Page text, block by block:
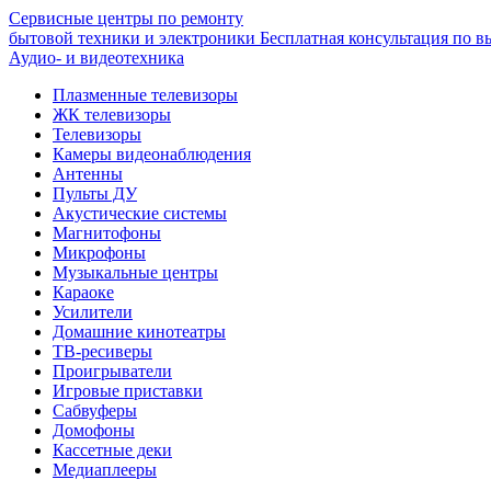
Сервисные центры по ремонту
бытовой техники и электроники Бесплатная консультация по
Аудио- и видеотехника
Плазменные телевизоры
ЖК телевизоры
Телевизоры
Камеры видеонаблюдения
Антенны
Пульты ДУ
Акустические системы
Магнитофоны
Микрофоны
Музыкальные центры
Караоке
Усилители
Домашние кинотеатры
ТВ-ресиверы
Проигрыватели
Игровые приставки
Сабвуферы
Домофоны
Кассетные деки
Медиаплееры